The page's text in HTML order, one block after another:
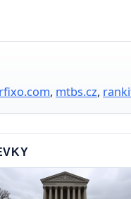
, mtbs.cz,